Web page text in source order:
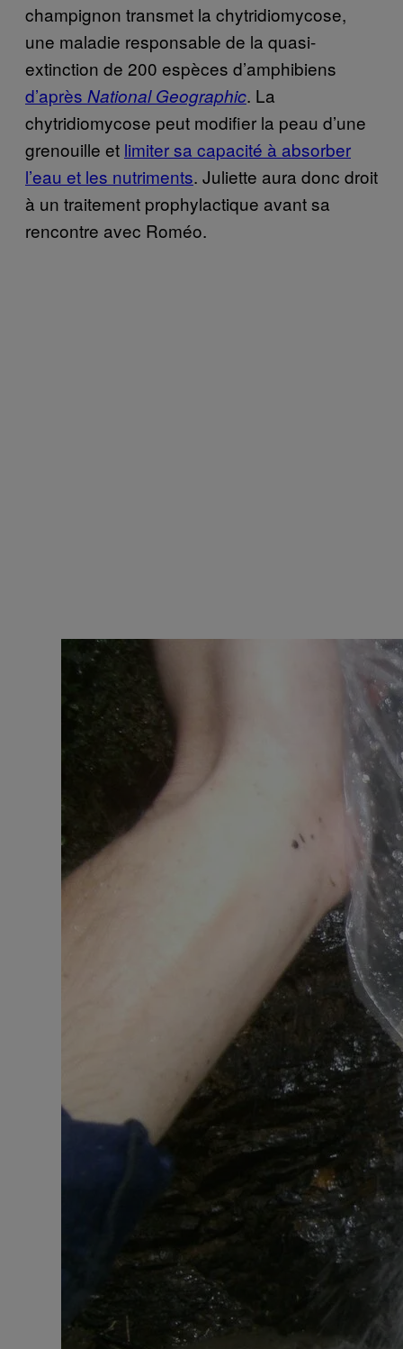
champignon transmet la chytridiomycose,
une maladie responsable de la quasi-
extinction de 200 espèces d’amphibiens
d’après National Geographic. La
chytridiomycose peut modifier la peau d’une
grenouille et limiter sa capacité à absorber
l’eau et les nutriments. Juliette aura donc droit
à un traitement prophylactique avant sa
rencontre avec Roméo.